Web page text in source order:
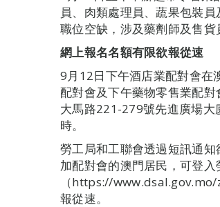
員、肉類處理員、蔬果包裝
職位空缺，涉及藥劑師及售貨
網上報名名額有限欲報從速
9月12日下午酒店業配對會在
配對會及下午藥物零售業配
大馬路221-279號先進廣場
時。
勞工局和工聯會透過短訊通
加配對會的澳門居民，可登
（https://
報從速。